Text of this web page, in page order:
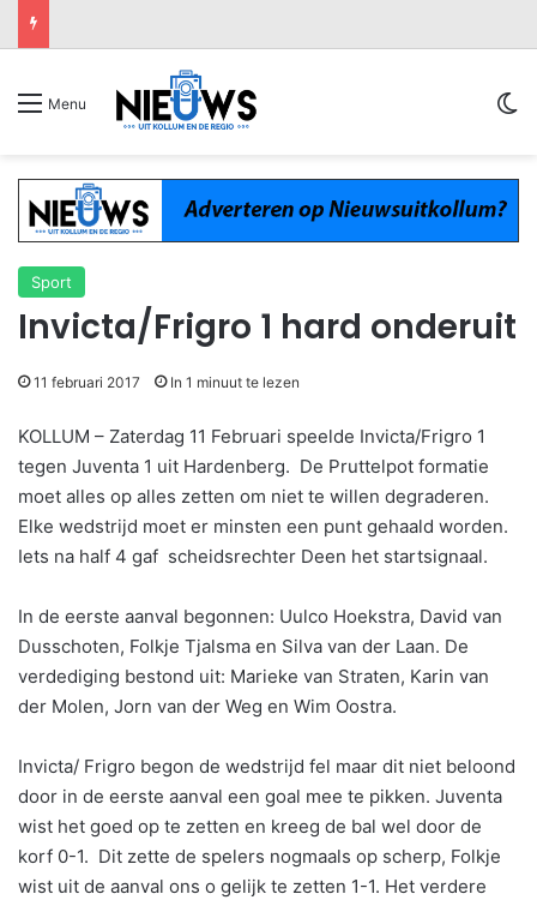
Menu
Sport
Invicta/Frigro 1 hard onderuit
11 februari 2017 In 1 minuut te lezen
KOLLUM – Zaterdag 11 Februari speelde Invicta/Frigro 1
tegen Juventa 1 uit Hardenberg. De Pruttelpot formatie
moet alles op alles zetten om niet te willen degraderen.
Elke wedstrijd moet er minsten een punt gehaald worden.
Iets na half 4 gaf scheidsrechter Deen het startsignaal.
In de eerste aanval begonnen: Uulco Hoekstra, David van
Dusschoten, Folkje Tjalsma en Silva van der Laan. De
verdediging bestond uit: Marieke van Straten, Karin van
der Molen, Jorn van der Weg en Wim Oostra.
Invicta/ Frigro begon de wedstrijd fel maar dit niet beloond
door in de eerste aanval een goal mee te pikken. Juventa
wist het goed op te zetten en kreeg de bal wel door de
korf 0-1. Dit zette de spelers nogmaals op scherp, Folkje
wist uit de aanval ons o gelijk te zetten 1-1. Het verdere